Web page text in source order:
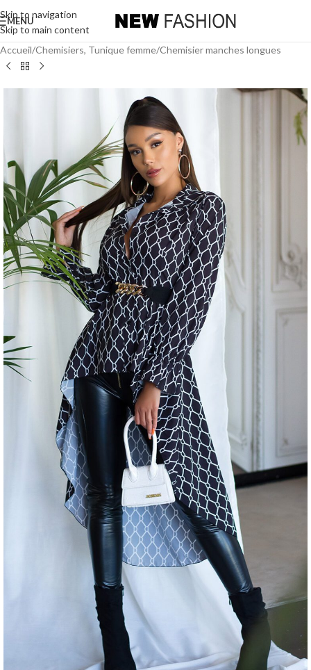
Skip to navigation
Skip to main content
MENU
Accueil/Chemisiers, Tunique femme/Chemisier manches longues